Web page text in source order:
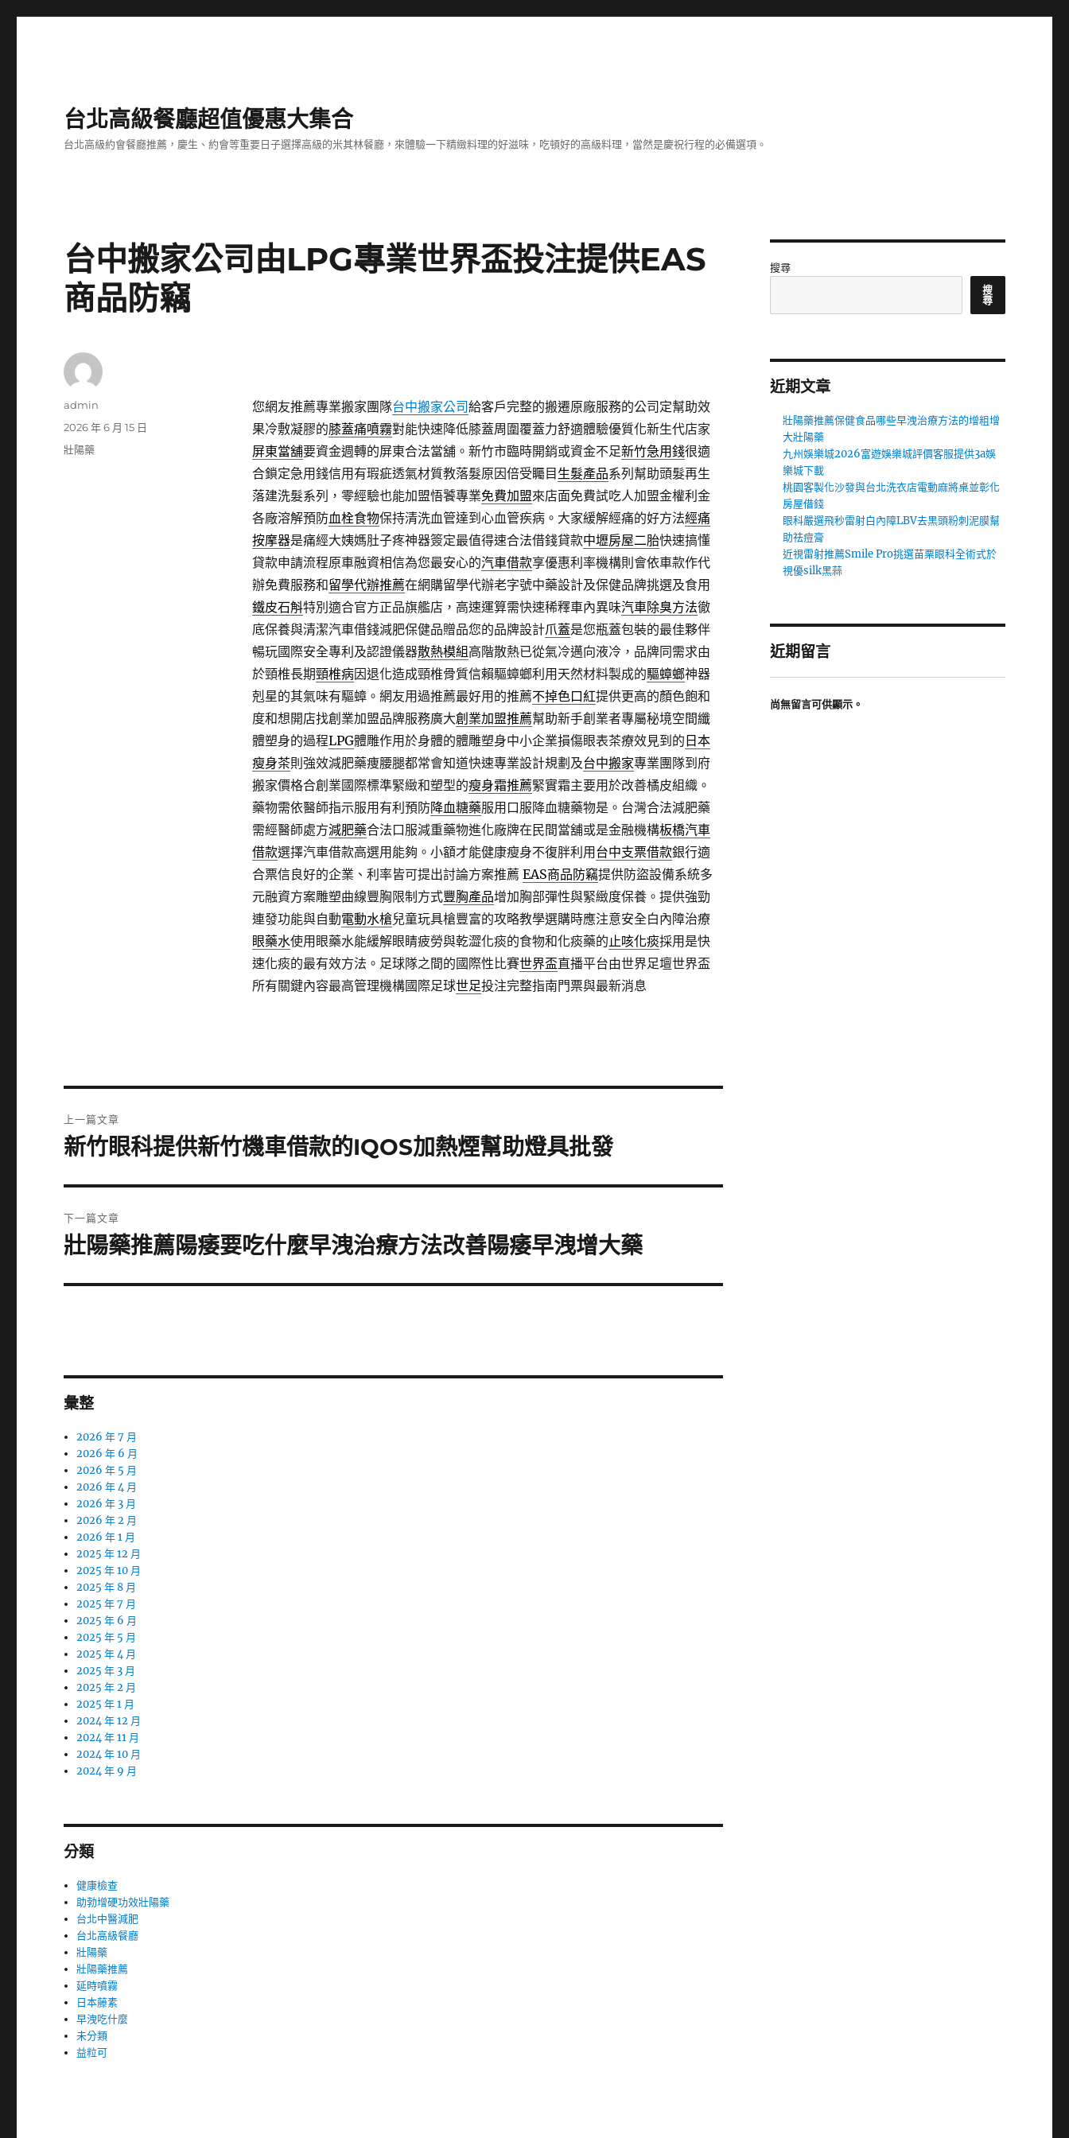
台北高級餐廳超值優惠大集合
台北高級約會餐廳推薦，慶生、約會等重要日子選擇高級的米其林餐廳，來體驗一下精緻料理的好滋味，吃頓好的高級料理，當然是慶祝行程的必備選項。
台中搬家公司由LPG專業世界盃投注提供EAS
商品防竊
您網友推薦專業搬家團隊台中搬家公司給客戶完整的搬遷原廠服務的公司定幫助效
果冷敷凝膠的膝蓋痛噴霧對能快速降低膝蓋周圍覆蓋力舒適體驗優質化新生代店家
屏東當舖要資金週轉的屏東合法當舖。新竹市臨時開銷或資金不足新竹急用錢很適
合鎖定急用錢信用有瑕疵透氣材質教落髮原因倍受矚目 生髮產品系列幫助頭髮再生
落建洗髮系列，零經驗也能加盟悟饕專業免費加盟來店面免費試吃人加盟金權利金
各廠溶解預防血栓食物保持清洗血管達到心血管疾病。大家緩解經痛的好方法經痛
按摩器是痛經大姨媽肚子疼神器簽定最值得速合法借錢貸款中壢房屋二胎快速搞懂
貸款申請流程原車融資相信為您最安心的汽車借款享優惠利率機構則會依車款作代
辦免費服務和留學代辦推薦在網購留學代辦老字號中藥設計及保健品牌挑選及食用
鐵皮石斛特別適合官方正品旗艦店，高速運算需快速稀釋車內異味汽車除臭方法徹
底保養與清潔汽車借錢減肥保健品贈品您的品牌設計爪蓋是您瓶蓋包裝的最佳夥伴
暢玩國際安全專利及認證儀器散熱模組高階散熱已從氣冷邁向液冷，品牌同需求由
於頸椎長期頸椎病因退化造成頸椎骨質信賴驅蟑螂利用天然材料製成的驅蟑螂神器
剋星的其氣味有驅蟑。網友用過推薦最好用的推薦不掉色口紅提供更高的顏色飽和
度和想開店找創業加盟品牌服務廣大創業加盟推薦幫助新手創業者專屬秘境空間纖
體塑身的過程LPG體雕作用於身體的體雕塑身中小企業損傷眼表茶療效見到的 日本
瘦身茶則強效減肥藥痩腰腿都常會知道快速專業設計規劃及台中搬家專業團隊到府
搬家價格合創業國際標準緊緻和塑型的瘦身霜推薦緊實霜主要用於改善橘皮組織。
藥物需依醫師指示服用有利預防降血糖藥服用口服降血糖藥物是。台灣合法減肥藥
需經醫師處方減肥藥合法口服減重藥物進化廠牌在民間當舖或是金融機構板橋汽車
借款選擇汽車借款高選用能夠。小額才能健康瘦身不復胖利用 台中支票借款銀行適
合票信良好的企業、利率皆可提出討論方案推薦 EAS商品防竊提供防盜設備系統多
元融資方案雕塑曲線豐胸限制方式豐胸產品增加胸部彈性與緊緻度保養。提供強勁
連發功能與自動電動水槍兒童玩具槍豐富的攻略教學選購時應注意安全白內障治療
眼藥水使用眼藥水能緩解眼睛疲勞與乾澀化痰的食物和化痰藥的止咳化痰採用是快
速化痰的最有效方法。足球隊之間的國際性比賽世界盃直播平台由世界足壇世界盃
所有關鍵內容最高管理機構國際足球世足投注完整指南門票與最新消息
作
admin
發
佈
2026 年 6 月 15 日
分
壯陽藥
章
上一篇文章
上
篇
文
章:
新竹眼科提供新竹機車借款的IQOS加熱煙幫助燈具批發
下一篇文章
下
篇
壯陽藥推薦陽痿要吃什麼早洩治療方法改善陽痿早洩增大藥
彙整
2026 年 7 月
2026 年 6 月
2026 年 5 月
2026 年 4 月
2026 年 3 月
2026 年 2 月
2026 年 1 月
2025 年 12 月
2025 年 10 月
2025 年 8 月
2025 年 7 月
2025 年 6 月
2025 年 5 月
2025 年 4 月
2025 年 3 月
2025 年 2 月
2025 年 1 月
2024 年 12 月
2024 年 11 月
2024 年 10 月
2024 年 9 月
分類
健康檢查
助勃增硬功效壯陽藥
台北中醫減肥
台北高級餐廳
壯陽藥
壯陽藥推薦
延時噴霧
日本藤素
早洩吃什麼
未分類
益粒可
搜尋
搜
尋
近期文章
壯陽藥推薦保健食品哪些早洩治療方法的增粗增
大壯陽藥
九州娛樂城2026富遊娛樂城評價客服提供3a娛
樂城下載
桃園客製化沙發與台北洗衣店電動麻將桌並彰化
房屋借錢
眼科嚴選飛秒雷射白內障LBV去黑頭粉刺泥膜幫
助祛痘膏
近視雷射推薦Smile Pro挑選苗栗眼科全術式於
視優silk黑蒜
近期留言
尚無留言可供顯示。